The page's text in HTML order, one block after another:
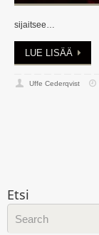
sijaitsee…
LUE LISÄÄ
Uffe Cederqvist
Etsi